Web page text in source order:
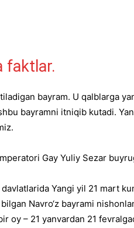
faktlar.
bayram. U qalblarga
bayramni itniqib kutadi.
Gay Yuliy Sezar
Yangi yil 21 mart
Navro‘z bayrami
oy – 21 yanvardan 21